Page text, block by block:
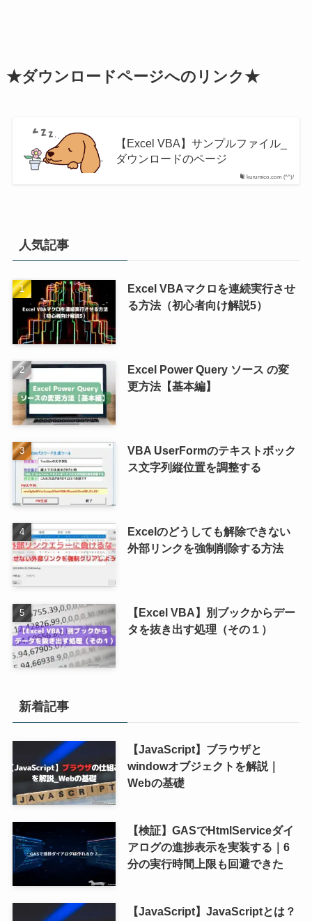
★ダウンロードページへのリンク★
kurumico.com (^^)/
【Excel VBA】サンプルファイル_
ダウンロードのページ
人気記事
Excel VBAマクロを連続実行させ
る方法（初心者向け解説5）
Excel Power Query ソース の変
更方法【基本編】
VBA UserFormのテキストボック
ス文字列縦位置を調整する
Excelのどうしても解除できない
外部リンクを強制削除する方法
【Excel VBA】別ブックからデー
タを抜き出す処理（その１）
新着記事
【JavaScript】ブラウザと
windowオブジェクトを解説｜
Webの基礎
【検証】GASでHtmlServiceダイ
アログの進捗表示を実装する｜6
分の実行時間上限も回避できた
【JavaScript】JavaScriptとは？